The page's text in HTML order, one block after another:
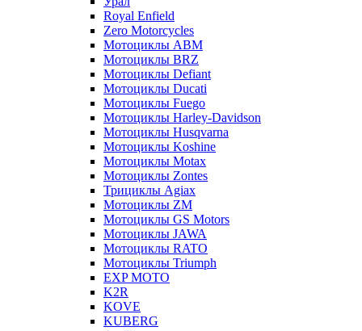
Royal Enfield
Zero Motorcycles
Мотоциклы ABM
Мотоциклы BRZ
Мотоциклы Defiant
Мотоциклы Ducati
Мотоциклы Fuego
Мотоциклы Harley-Davidson
Мотоциклы Husqvarna
Мотоциклы Koshine
Мотоциклы Motax
Мотоциклы Zontes
Трициклы Agiax
Мотоциклы ZM
Мотоциклы GS Motors
Мотоциклы JAWA
Мотоциклы RATO
Мотоциклы Triumph
EXP MOTO
K2R
KOVE
KUBERG